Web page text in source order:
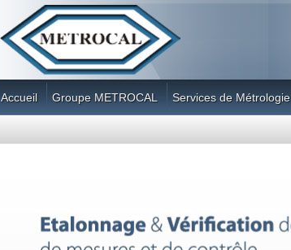
Accueil Groupe METROCAL Services de Métrologie